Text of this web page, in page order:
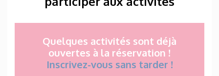
Quelques activités sont déjà
ouvertes à la réservation !
Inscrivez-vous sans tarder !